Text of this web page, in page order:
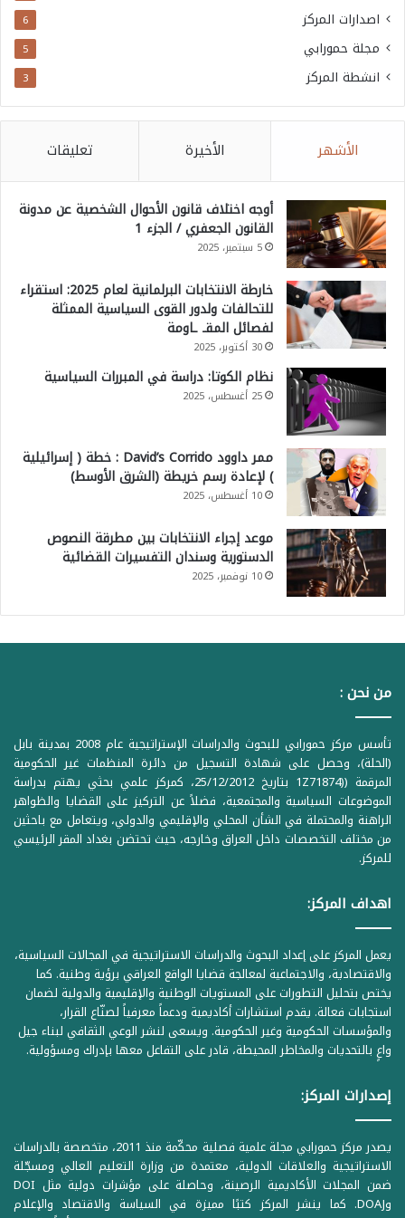
اصدارات المركز 6
مجلة حمورابي 5
انشطة المركز 3
الأشهر الأخيرة تعليقات
أوجه اختلاف قانون الأحوال الشخصية عن مدونة
القانون الجعفري / الجزء 1
5 سبتمبر، 2025
خارطة الانتخابات البرلمانية لعام 2025: استقراء
للتحالفات ولدور القوى السياسية الممثلة
لفصائل المقـ ـاومة
30 أكتوبر، 2025
نظام الكوتا: دراسة في المبررات السياسية
25 أغسطس، 2025
ممر داوود David’s Corrido : خطة ( إسرائيلية
) لإعادة رسم خريطة (الشرق الأوسط)
10 أغسطس، 2025
موعد إجراء الانتخابات بين مطرقة النصوص
الدستورية وسندان التفسيرات القضائية
10 نوفمبر، 2025
من نحن :
تأسس مركز حمورابي للبحوث والدراسات الإستراتيجية عام 2008 بمدينة بابل
(الحلة)، وحصل على شهادة التسجيل من دائرة المنظمات غير الحكومية
المرقمة ((1Z71874 بتاريخ 25/12/2012، كمركز علمي بحثي يهتم بدراسة
الموضوعات السياسية والمجتمعية، فضلاً عن التركيز على القضايا والظواهر
الراهنة والمحتملة في الشأن المحلي والإقليمي والدولي، ويتعامل مع باحثين
من مختلف التخصصات داخل العراق وخارجه، حيث تحتضن بغداد المقر الرئيسي
للمركز.
اهداف المركز:
يعمل المركز على إعداد البحوث والدراسات الاستراتيجية في المجالات السياسية،
والاقتصادية، والاجتماعية لمعالجة قضايا الواقع العراقي برؤية وطنية. كما
يختص بتحليل التطورات على المستويات الوطنية والإقليمية والدولية لضمان
استجابات فعالة. يقدم استشارات أكاديمية ودعماً معرفياً لصنّاع القرار،
والمؤسسات الحكومية وغير الحكومية. ويسعى لنشر الوعي الثقافي لبناء جيل
واعٍ بالتحديات والمخاطر المحيطة، قادر على التفاعل معها بإدراك ومسؤولية.
إصدارات المركز:
يصدر مركز حمورابي مجلة علمية فصلية محكّمة منذ 2011، متخصصة بالدراسات
الاستراتيجية والعلاقات الدولية، معتمدة من وزارة التعليم العالي ومسجّلة
ضمن المجلات الأكاديمية الرصينة، وحاصلة على مؤشرات دولية مثل DOI
وDOAJ. كما ينشر المركز كتبًا مميزة في السياسة والاقتصاد والإعلام